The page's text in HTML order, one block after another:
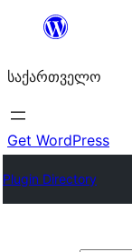
შიგთავსზე
საქართველო
Get WordPress
Plugin Directory